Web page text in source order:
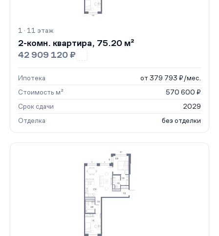
1 · 11 этаж
2-комн. квартира, 75.20 м²
42 909 120 ₽
Ипотека
от 379 793 ₽/мес.
Стоимость м²
570 600 ₽
Срок сдачи
2029
Отделка
без отделки